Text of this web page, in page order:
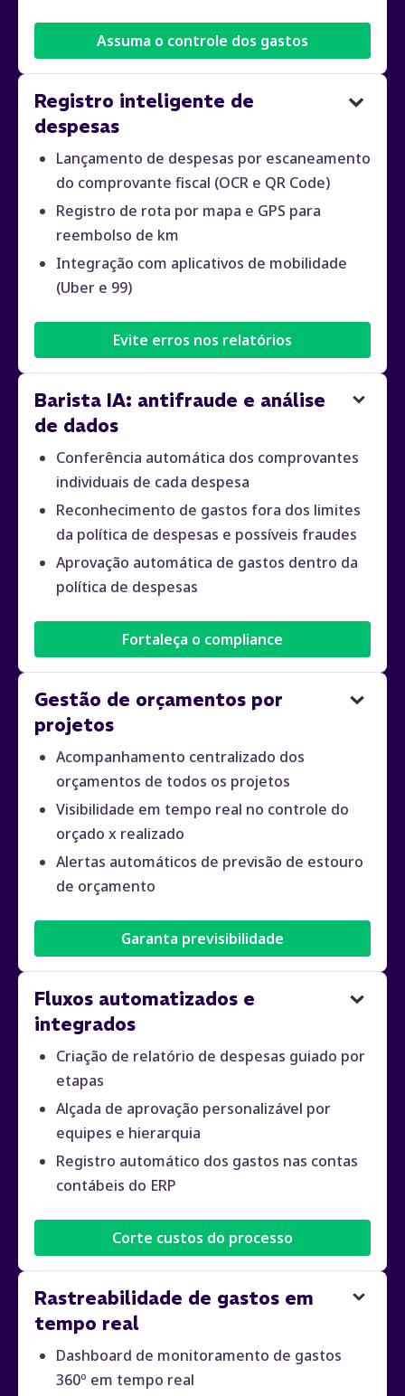
Assuma o controle dos gastos
Registro inteligente de
despesas
Lançamento de despesas por escaneamento
do comprovante fiscal (OCR e QR Code)
Registro de rota por mapa e GPS para
reembolso de km
Integração com aplicativos de mobilidade
(Uber e 99)
Evite erros nos relatórios
Barista IA: antifraude e análise
de dados
Conferência automática dos comprovantes
individuais de cada despesa
Reconhecimento de gastos fora dos limites
da política de despesas e possíveis fraudes
Aprovação automática de gastos dentro da
política de despesas
Fortaleça o compliance
Gestão de orçamentos por
projetos
Acompanhamento centralizado dos
orçamentos de todos os projetos
Visibilidade em tempo real no controle do
orçado x realizado
Alertas automáticos de previsão de estouro
de orçamento
Garanta previsibilidade
Fluxos automatizados e
integrados
Criação de relatório de despesas guiado por
etapas
Alçada de aprovação personalizável por
equipes e hierarquia
Registro automático dos gastos nas contas
contábeis do ERP
Corte custos do processo
Rastreabilidade de gastos em
tempo real
Dashboard de monitoramento de gastos
360º em tempo real